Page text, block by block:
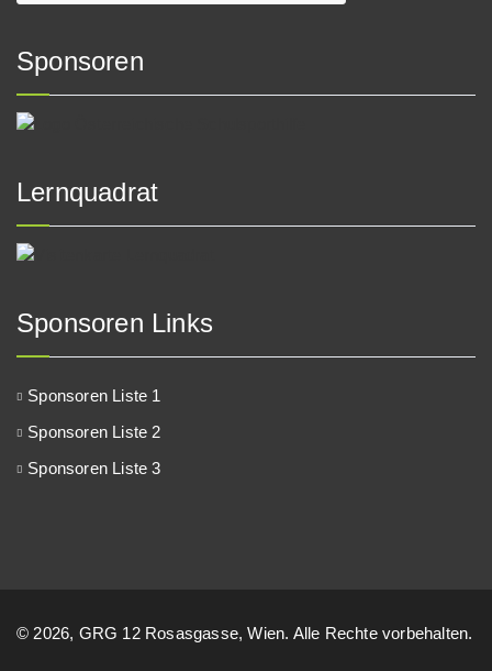
Sponsoren
Lernquadrat
Sponsoren Links
Sponsoren Liste 1
Sponsoren Liste 2
Sponsoren Liste 3
© 2026, GRG 12 Rosasgasse, Wien. Alle Rechte vorbehalten.